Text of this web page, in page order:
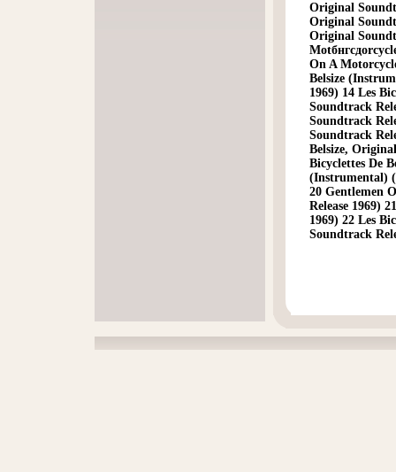
Original
Original
Original
On A
Belsize
1969) 14 Les
Soundtrack
Soundtrack
Soundtrack
Belsize,
Bicyclettes De
(Instrumental)
20 Gentlemen
Release 1969)
1969) 22 Les
Soundtrack